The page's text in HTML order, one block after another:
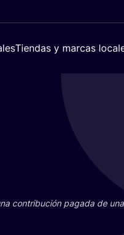
Tiendas y marcas
con­tri­bu­ción paga­da de